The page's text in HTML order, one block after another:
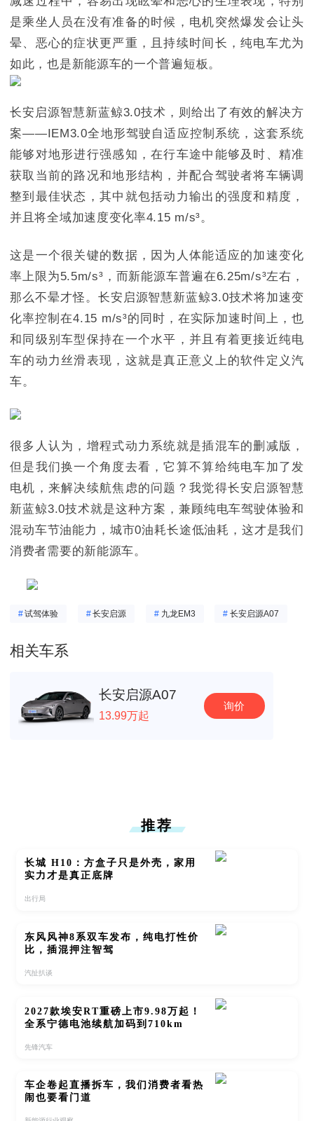
是乘坐人员在没有准备的时候，电机突然爆发会让头
晕、恶心的症状更严重，且持续时间长，纯电车尤为
如此，也是新能源车的一个普遍短板。
长安启源智慧新蓝鲸3.0技术，则给出了有效的解决方
案——IEM3.0全地形驾驶自适应控制系统，这套系统
能够对地形进行强感知，在行车途中能够及时、精准
获取当前的路况和地形结构，并配合驾驶者将车辆调
整到最佳状态，其中就包括动力输出的强度和精度，
并且将全域加速度变化率4.15 m/s³。
这是一个很关键的数据，因为人体能适应的加速变化
率上限为5.5m/s³，而新能源车普遍在6.25m/s³左右，
那么不晕才怪。长安启源智慧新蓝鲸3.0技术将加速变
化率控制在4.15 m/s³的同时，在实际加速时间上，也
和同级别车型保持在一个水平，并且有着更接近纯电
车的动力丝滑表现，这就是真正意义上的软件定义汽
车。
很多人认为，增程式动力系统就是插混车的删减版，
但是我们换一个角度去看，它算不算给纯电车加了发
电机，来解决续航焦虑的问题？我觉得长安启源智慧
新蓝鲸3.0技术就是这种方案，兼顾纯电车驾驶体验和
混动车节油能力，城市0油耗长途低油耗，这才是我们
消费者需要的新能源车。
#试驾体验 #长安启源 # 九龙EM3 # 长安启源A07
相关车系
长安启源A07
13.99万起
询价
推荐
长城 H10：方盒子只是外壳，家用
实力才是真正底牌
出行局
东风风神8系双车发布，纯电打性价
比，插混押注智驾
汽扯扒谈
2027款埃安RT重磅上市9.98万起！
全系宁德电池续航加码到710km
先锋汽车
车企卷起直播拆车，我们消费者看热
闹也要看门道